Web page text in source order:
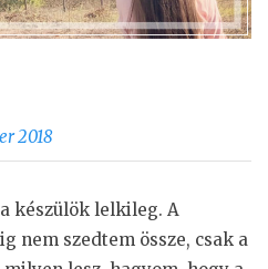
2018
készülök lelkileg. A
nem szedtem össze, csak a